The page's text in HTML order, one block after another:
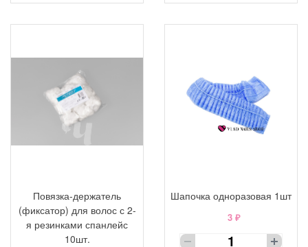
Повязка-держатель
(фиксатор) для волос с 2-
я резинками спанлейс
10шт.
Шапочка одноразовая 1шт
3 ₽